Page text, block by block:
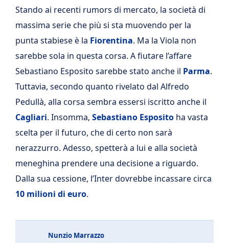
Stando ai recenti rumors di mercato, la società di
massima serie che più si sta muovendo per la
punta stabiese è la Fiorentina. Ma la Viola non
sarebbe sola in questa corsa. A fiutare l’affare
Sebastiano Esposito sarebbe stato anche il Parma.
Tuttavia, secondo quanto rivelato dal Alfredo
Pedullà, alla corsa sembra essersi iscritto anche il
Cagliari. Insomma, Sebastiano Esposito ha vasta
scelta per il futuro, che di certo non sarà
nerazzurro. Adesso, spetterà a lui e alla società
meneghina prendere una decisione a riguardo.
Dalla sua cessione, l’Inter dovrebbe incassare circa
10 milioni di euro.
Nunzio Marrazzo